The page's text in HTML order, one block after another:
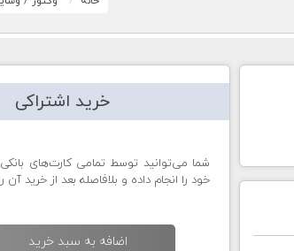
خرید اشتراکی
شما می‌توانید توسط تمامی کارت‌های
خود را انجام داده و بلافاصله بعد از خرید آن
اضافه به سبد خريد